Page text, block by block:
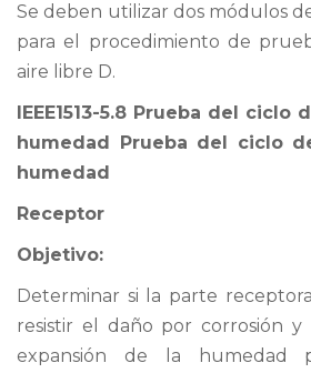
Se deben utilizar dos módulos
para el procedimiento de
aire libre D.
IEEE1513-5.8 Prueba del
humedad Prueba del ciclo
humedad
Receptor
Objetivo:
Determinar si la parte
resistir el daño por corrosión y
expansión de la humedad